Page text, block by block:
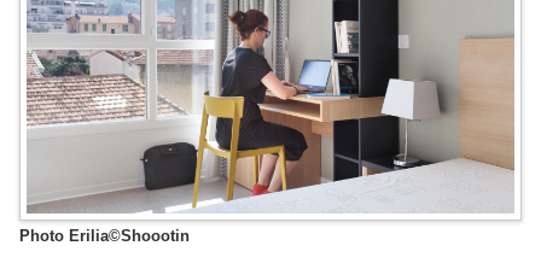
Photo Erilia©Shoootin